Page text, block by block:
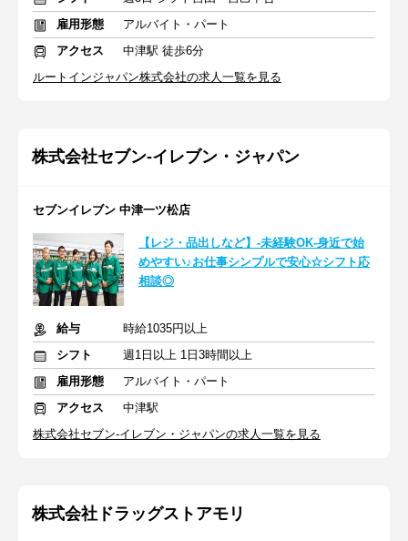
雇用形態
アルバイト・パート
アクセス
中津駅 徒歩6分
ルートインジャパン株式会社の求人一覧を見る
株式会社セブン-イレブン・ジャパン
セブンイレブン 中津一ツ松店
【レジ・品出しなど】-未経験OK-身近で始
めやすい♪お仕事シンプルで安心☆シフト応
相談◎
給与
時給1035円以上
シフト
週1日以上 1日3時間以上
雇用形態
アルバイト・パート
アクセス
中津駅
株式会社セブン-イレブン・ジャパンの求人一覧を見る
株式会社ドラッグストアモリ